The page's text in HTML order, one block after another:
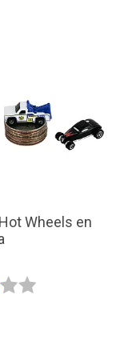
Wheels en